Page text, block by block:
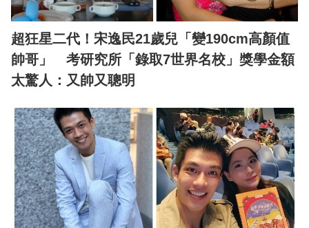
超狂星二代！宋逸民21歲兒「變190cm高顏值
帥哥」 考研究所「錄取7世界名校」獎學金額
太驚人：又帥又聰明